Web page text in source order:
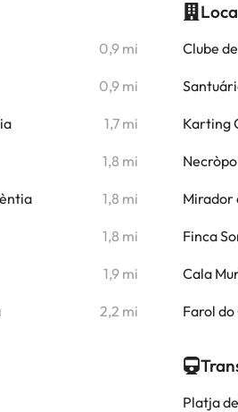
0,9 mi
0,9 mi
1,7 mi
1,8 mi
1,8 mi
1,8 mi
1,9 mi
2,2 mi
Clube
Karting
Mirador
Finca
Cala
Farol
Platja